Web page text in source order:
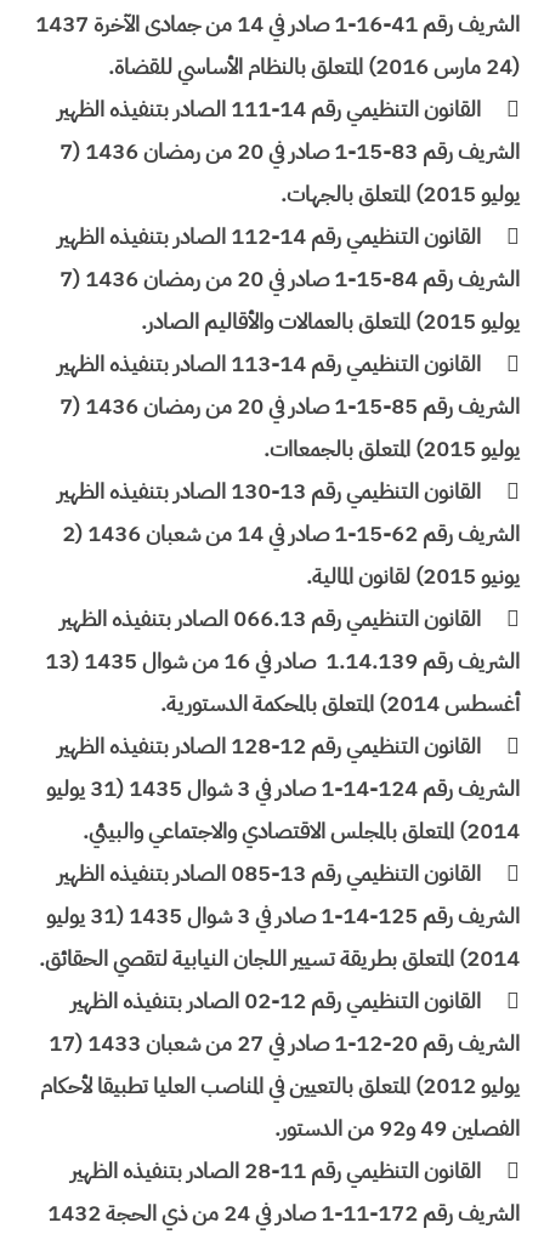
الشريف رقم 41-16-1 صادر في 14 من جمادى الآخرة 1437
(24 مارس 2016) المتعلق بالنظام الأساسي للقضاة.

القانون التنظيمي رقم 14-111 الصادر بتنفيذه الظهير
الشريف رقم 83-15-1 صادر في 20 من رمضان 1436 (7
يوليو 2015) المتعلق بالجهات.

القانون التنظيمي رقم 14-112 الصادر بتنفيذه الظهير
الشريف رقم 84-15-1 صادر في 20 من رمضان 1436 (7
يوليو 2015) المتعلق بالعمالات والأقاليم الصادر.

القانون التنظيمي رقم 14-113 الصادر بتنفيذه الظهير
الشريف رقم 85-15-1 صادر في 20 من رمضان 1436 (7
يوليو 2015) المتعلق بالجمعاات.

القانون التنظيمي رقم 13-130 الصادر بتنفيذه الظهير
الشريف رقم 62-15-1 صادر في 14 من شعبان 1436 (2
يونيو 2015) لقانون المالية.

القانون التنظيمي رقم 066.13 ‏الصادر بتنفيذه الظهير
الشريف رقم 1.14.139 ‏ صادر في 16 ‏من شوال 1435 (13
أغسطس 2014) ‏المتعلق بالمحكمة الدستورية.

القانون التنظيمي رقم 12-128 الصادر بتنفيذه الظهير
الشريف رقم 124-14-1 صادر في 3 شوال 1435 (31 يوليو
2014) المتعلق بالمجلس الاقتصادي والاجتماعي والبيئي.

القانون التنظيمي رقم 13-085 الصادر بتنفيذه الظهير
الشريف رقم 125-14-1 صادر في 3 شوال 1435 (31 يوليو
2014) المتعلق بطريقة تسيير اللجان النيابية لتقصي الحقائق.

القانون التنظيمي رقم 12-02 الصادر بتنفيذه الظهير
الشريف رقم 20-12-1 صادر في 27 من شعبان 1433 (17
يوليو 2012) المتعلق بالتعيين في المناصب العليا تطبيقا لأحكام
الفصلين 49 و92 من الدستور.

القانون التنظيمي رقم 11-28 الصادر بتنفيذه الظهير
الشريف رقم 172-11-1 صادر في 24 من ذي الحجة 1432